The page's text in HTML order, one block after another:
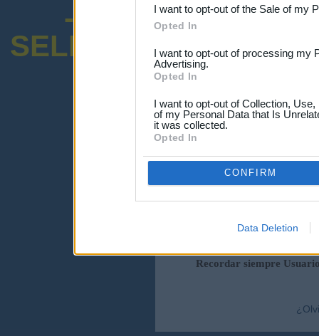
I want to opt-out of the Sale of my
Opted In
I want to opt-out of processing my
Advertising.
Opted In
I want to opt-out of Collection,
of my Personal Data that Is
it was collected.
Opted In
CONFIRM
Data Deletion
-ENCUESTA
SELECTIVO
¡Advertencia!
Por favor ingresa abajo o haz clic-
Ingresar
Recordar siempre